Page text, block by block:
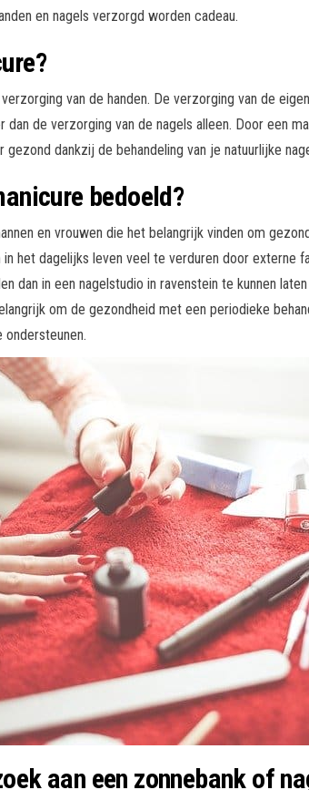
en nagels verzorgd worden cadeau.
van de handen. De verzorging van de
dan de verzorging van de nagels alleen. Door een
dankzij de behandeling van je natuurlijke
bedoeld?
en vrouwen die het belangrijk vinden om
het dagelijks leven veel te verduren door externe
dan in een nagelstudio in ravenstein te kunnen
om de gezondheid met een periodieke
ondersteunen.
aan een zonnebank of